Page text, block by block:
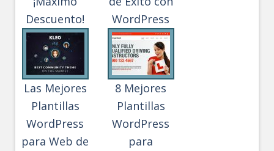
Descuento!
WordPress
Las Mejores
Plantillas
WordPress
para Web de
8 Mejores
Plantillas
WordPress
para